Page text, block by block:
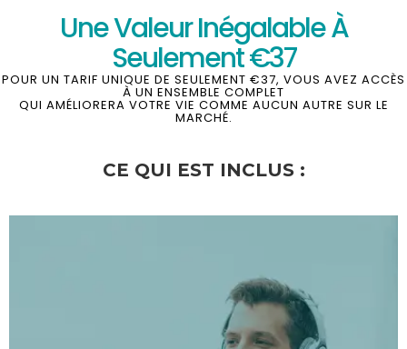
Une Valeur Inégalable À
Seulement €37
POUR UN TARIF UNIQUE DE SEULEMENT €37, VOUS AVEZ ACCÈS
À UN ENSEMBLE COMPLET
QUI AMÉLIORERA VOTRE VIE COMME AUCUN AUTRE SUR LE
MARCHÉ.
CE QUI EST INCLUS :